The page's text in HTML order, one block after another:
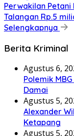
Perwakilan Petani
Talangan Rp.5
Selengkapnya
Berita Kriminal
Agustus 6,
Polemik
Damai
Agustus 5,
Alexander
Ketapang
Agustus 5,